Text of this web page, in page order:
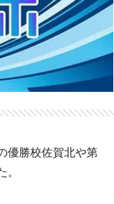
優勝校佐賀北や第
。